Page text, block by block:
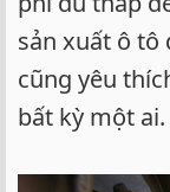
sản xuất ô tô
cũng yêu
bất kỳ một ai.